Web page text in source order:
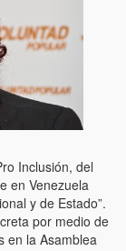
Inclusión, del
en Venezuela
y de Estado”.
por medio de
en la Asamblea